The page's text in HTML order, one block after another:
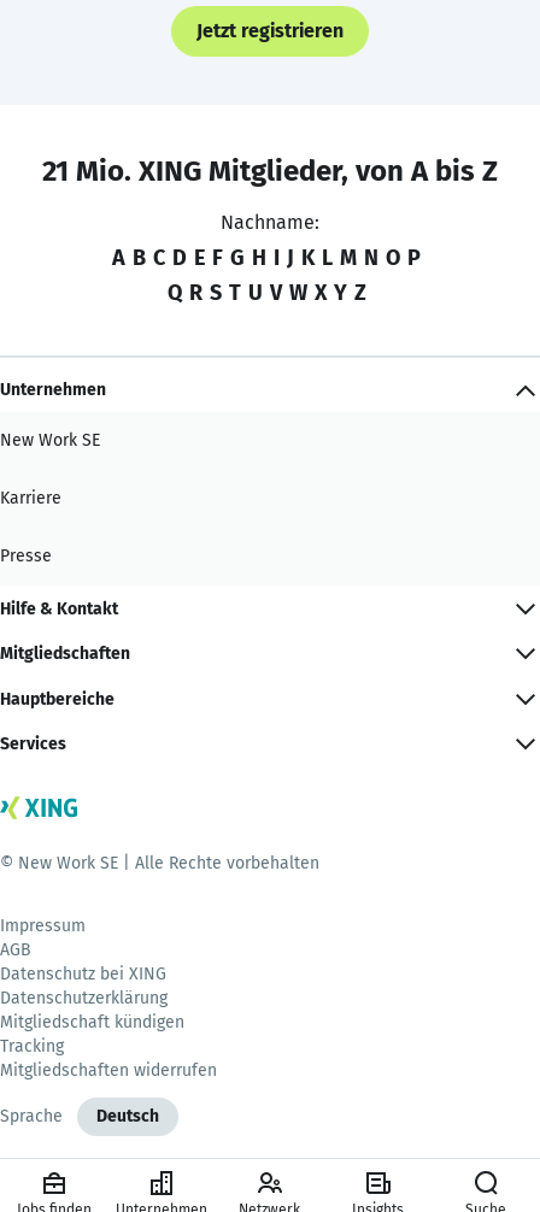
Jetzt registrieren
21 Mio. XING Mitglieder, von A bis Z
Nachname:
A B C D E F G H I J K L M N O P
Q R S T U V W X Y Z
Unternehmen
New Work SE
Karriere
Presse
Hilfe & Kontakt
Mitgliedschaften
Hauptbereiche
Services
© New Work SE | Alle Rechte vorbehalten
Impressum
AGB
Datenschutz bei XING
Datenschutzerklärung
Mitgliedschaft kündigen
Tracking
Mitgliedschaften widerrufen
Sprache Deutsch